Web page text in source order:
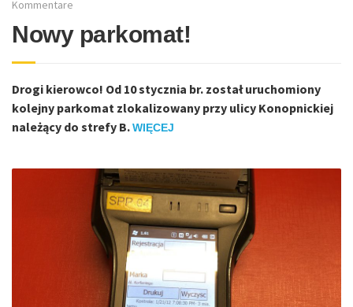
Kommentare
Nowy parkomat!
Drogi kierowco! Od 10 stycznia br. został uruchomiony
kolejny parkomat zlokalizowany przy ulicy Konopnickiej
należący do strefy B.WIĘCEJ